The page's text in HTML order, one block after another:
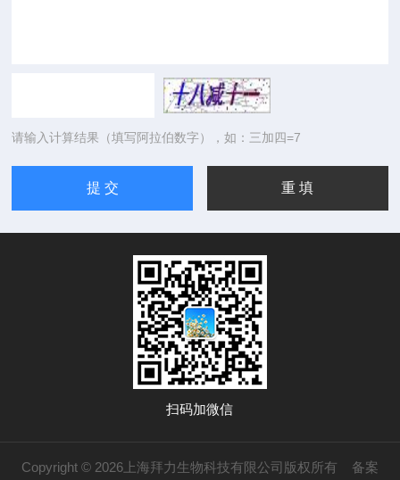
请输入计算结果（填写阿拉伯数字），如：三加四=7
扫码加微信
Copyright © 2026上海拜力生物科技有限公司版权所有 备案